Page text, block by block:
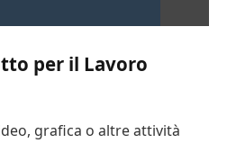
per il Lavoro
grafica o altre attività